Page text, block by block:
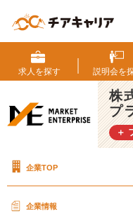
式
会
社
マ
ー
ケ
ッ
ン
求人を探す 説明会を
株
プ
＋
企業TOP
企業情報